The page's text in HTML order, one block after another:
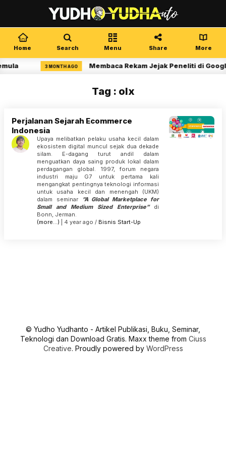
Home Search Menu Share More
3 MONTH AGO Membaca Rekam Jejak Peneliti di
Tag : olx
Perjalanan Sejarah Ecommerce
Indonesia
Upaya melibatkan pelaku usaha kecil dalam
ekosistem digital muncul sejak dua dekade
silam. E-dagang turut andil dalam
menguatkan daya saing produk lokal dalam
perdagangan global. 1997, forum negara
industri maju G7 untuk pertama kali
mengangkat pentingnya teknologi informasi
untuk usaha kecil dan menengah (UKM)
dalam seminar
”A Global Marketplace for
Small and Medium Sized Enterprise” di
Bonn, Jerman.
(more…) | 4 year ago / Bisnis Start-Up
© Yudho Yudhanto - Artikel Publikasi, Buku, Seminar,
Teknologi dan Download Gratis. Maxx theme from Ciuss
Creative. Proudly powered by WordPress